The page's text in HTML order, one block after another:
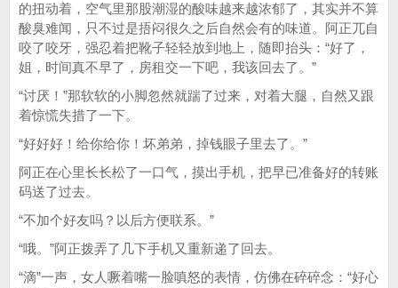
的扭动着，空气里那股潮湿的酸味越来越浓郁了，其实并不算
酸臭难闻，只不过是捂闷很久之后自然会有的味道。阿正兀自
咬了咬牙，强忍着把靴子轻轻放到地上，随即抬头：“好了，
姐，时间真不早了，房租交一下吧，我该回去了。”
“讨厌！”那软软的小脚忽然就踹了过来，对着大腿，自然又跟
着惊慌失措了一下。
“好好好！给你给你！坏弟弟，掉钱眼子里去了。”
阿正在心里长长松了一口气，摸出手机，把早已准备好的转账
码送了过去。
“不加个好友吗？以后方便联系。”
“哦。”阿正拨弄了几下手机又重新递了回去。
“滴”一声，女人噘着嘴一脸嗔怒的表情，仿佛在碎碎念：“好心